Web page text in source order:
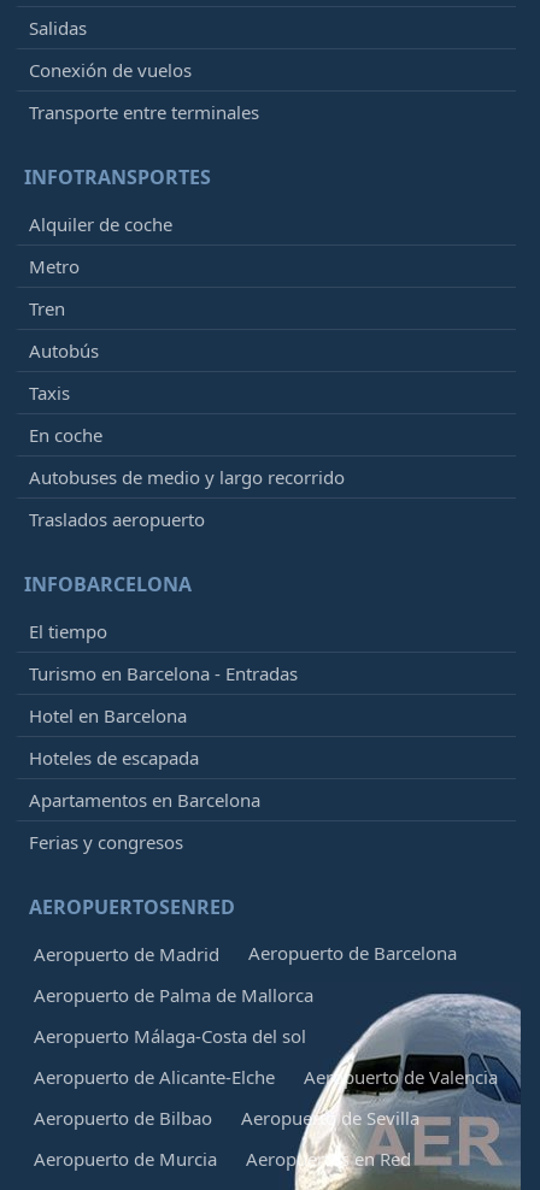
Salidas
Conexión de vuelos
Transporte entre terminales
INFOTRANSPORTES
Alquiler de coche
Metro
Tren
Autobús
Taxis
En coche
Autobuses de medio y largo recorrido
Traslados aeropuerto
INFOBARCELONA
El tiempo
Turismo en Barcelona - Entradas
Hotel en Barcelona
Hoteles de escapada
Apartamentos en Barcelona
Ferias y congresos
AEROPUERTOSENRED
Aeropuerto de Madrid
Aeropuerto de Barcelona
Aeropuerto de Palma de Mallorca
Aeropuerto Málaga-Costa del sol
Aeropuerto de Alicante-Elche
Aeropuerto de Valencia
Aeropuerto de Bilbao
Aeropuerto de Sevilla
Aeropuerto de Murcia
Aeropuertos en Red